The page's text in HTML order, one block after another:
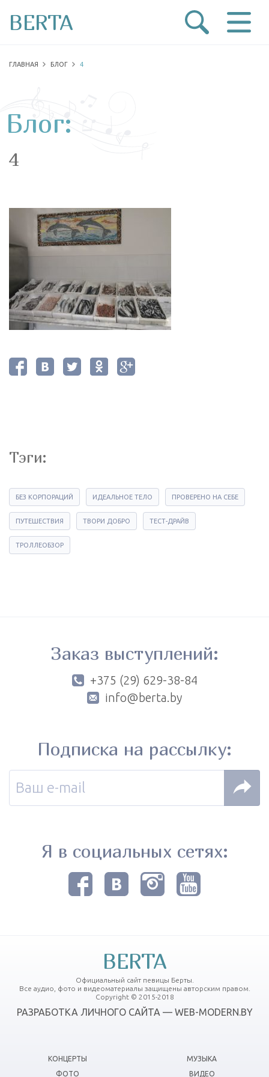
BERTA
ГЛАВНАЯ БЛОГ 4
Блог:
4
Тэги:
БЕЗ КОРПОРАЦИЙ ИДЕАЛЬНОЕ ТЕЛО ПРОВЕРЕНО НА СЕБЕ
ПУТЕШЕСТВИЯ ТВОРИ ДОБРО ТЕСТ-ДРАЙВ
ТРОЛЛЕОБЗОР
Заказ выступлений:
+375 (29) 629-38-84
info@berta.by
Подписка на рассылку:
Я в социальных сетях:
BERTA
Официальный сайт певицы Берты.
Все аудио, фото и видеоматериалы защищены авторским правом.
Copyright © 2015-2018
РАЗРАБОТКА ЛИЧНОГО САЙТА — WEB-MODERN.BY
КОНЦЕРТЫ
ФОТО
МУЗЫКА
ВИДЕО